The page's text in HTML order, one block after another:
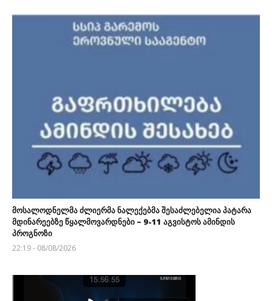
მოსალოდნელმა ძლიერმა ნალექებმა შესაძლებელია პატარა
მდინარეებზე წყალმოვარდნები – 9-11 აგვისტოს ამინდის
პროგნოზი
22:19 - 08/08/2026